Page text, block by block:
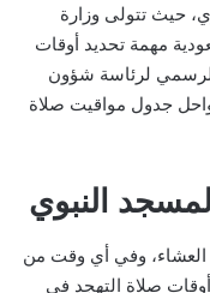
حيث تتولى وزارة
مهمة تحديد أوقات
الرسمي لرئاسة شؤون
جدول مواقيت صلاة
النبوي
العشاء، وفي أي وقت من
صلاة التهجد في